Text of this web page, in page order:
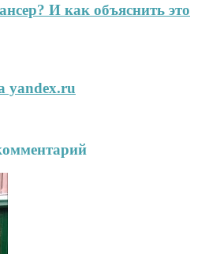
И как объяснить это
yandex.ru